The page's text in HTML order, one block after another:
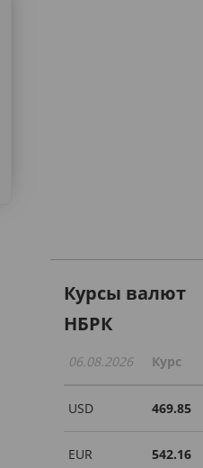
Курсы валют
НБРК
06.08.2026 Курс
USD 469.85
EUR 542.16